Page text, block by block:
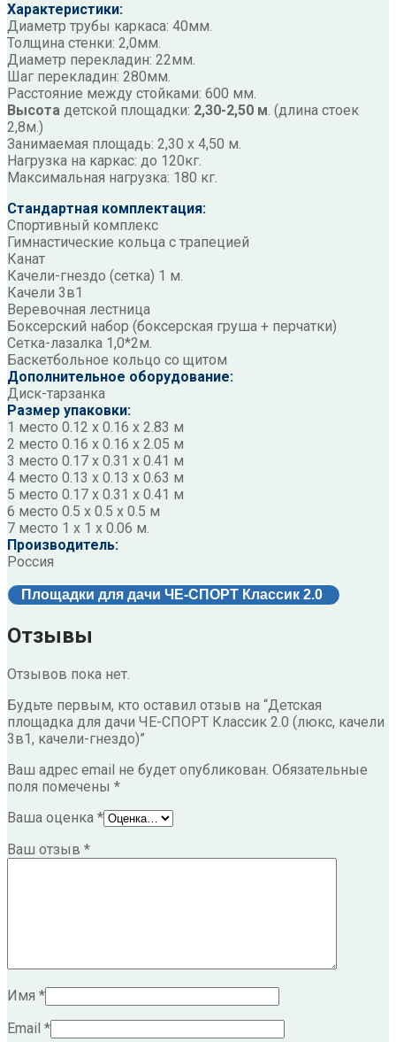
Характеристики:
Диаметр трубы каркаса: 40мм.
Толщина стенки: 2,0мм.
Диаметр перекладин: 22мм.
Шаг перекладин: 280мм.
Расстояние между стойками: 600 мм.
Высота детской площадки: 2,30-2,50 м. (длина стоек
2,8м.)
Занимаемая площадь: 2,30 х 4,50 м.
Нагрузка на каркас: до 120кг.
Максимальная нагрузка: 180 кг.
Стандартная комплектация:
Спортивный комплекс
Гимнастические кольца с трапецией
Канат
Качели-гнездо (сетка) 1 м.
Качели 3в1
Веревочная лестница
Боксерский набор (боксерская груша + перчатки)
Сетка-лазалка 1,0*2м.
Баскетбольное кольцо со щитом
Дополнительное оборудование:
Диск-тарзанка
Размер упаковки:
1 место 0.12 х 0.16 х 2.83 м
2 место 0.16 х 0.16 х 2.05 м
3 место 0.17 х 0.31 х 0.41 м
4 место 0.13 х 0.13 х 0.63 м
5 место 0.17 х 0.31 х 0.41 м
6 место 0.5 х 0.5 х 0.5 м
7 место 1 х 1 х 0.06 м.
Производитель:
Россия
Площадки для дачи ЧЕ-СПОРТ Классик 2.0
Отзывы
Отзывов пока нет.
Будьте первым, кто оставил отзыв на “Детская
площадка для дачи ЧЕ-СПОРТ Классик 2.0 (люкс, качели
3в1, качели-гнездо)”
Ваш адрес email не будет опубликован. Обязательные
поля помечены *
Ваша оценка *
Ваш отзыв *
Имя *
Email *